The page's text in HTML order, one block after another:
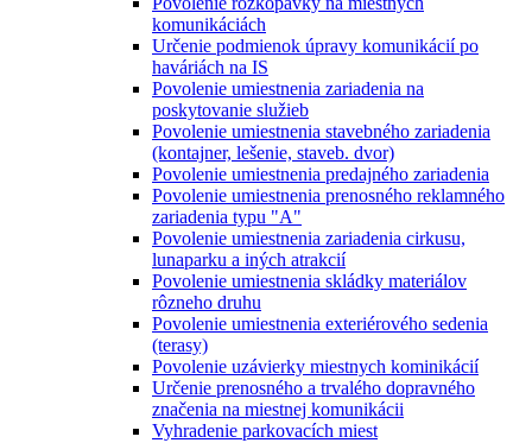
komunikáciách
Určenie podmienok úpravy komunikácií po
haváriách na IS
Povolenie umiestnenia zariadenia na
poskytovanie služieb
Povolenie umiestnenia stavebného zariadenia
(kontajner, lešenie, staveb. dvor)
Povolenie umiestnenia predajného zariadenia
Povolenie umiestnenia prenosného reklamného
zariadenia typu "A"
Povolenie umiestnenia zariadenia cirkusu,
lunaparku a iných atrakcií
Povolenie umiestnenia skládky materiálov
rôzneho druhu
Povolenie umiestnenia exteriérového sedenia
(terasy)
Povolenie uzávierky miestnych kominikácií
Určenie prenosného a trvalého dopravného
značenia na miestnej komunikácii
Vyhradenie parkovacích miest